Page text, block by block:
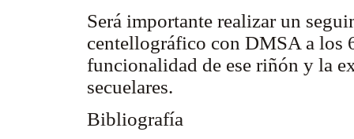
Será importante realizar un
centellográfico con DMSA a los
funcionalidad de ese riñón y la
secuelares.
Bibliografía